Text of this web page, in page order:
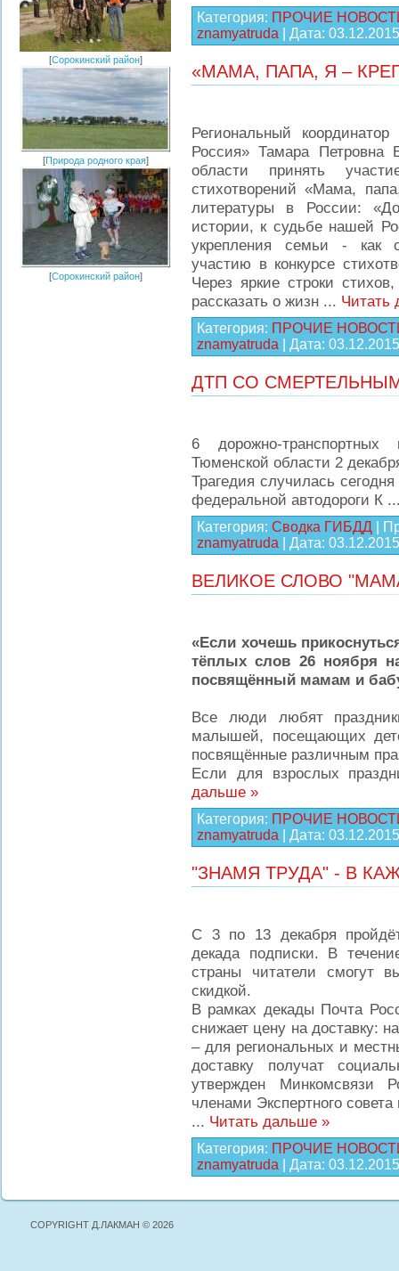
[Сорокинский район]
[Природа родного края]
[Сорокинский район]
Категория: ПРОЧИЕ
znamyatruda | Дата: 03.12.2015
«МАМА, ПАПА, Я –
Региональный
Россия» Тамара Петровна
области принять
стихотворений «Мама,
литературы в России:
истории, к судьбе нашей
укрепления семьи - как
участию в конкурсе
Через яркие строки
рассказать о жизн ... Читать
Категория: ПРОЧИЕ
znamyatruda | Дата: 03.12.2015
ДТП СО
6 дорожно-
Тюменской области 2
Трагедия случилась
федеральной автодороги К
Категория: Сводка ГИБДД |
znamyatruda | Дата: 03.12.2015
ВЕЛИКОЕ СЛОВО
«Если хочешь
тёплых слов 26 ноября
посвящённый мамам и
Все люди любят
малышей, посещающих
посвящённые различным
Если для взрослых
дальше »
Категория: ПРОЧИЕ
znamyatruda | Дата: 03.12.2015
"ЗНАМЯ ТРУДА" - В
С 3 по 13 декабря
декада подписки. В
страны читатели смогут
скидкой.
В рамках декады Почта
снижает цену на доставку:
– для региональных и
доставку получат
утвержден Минкомсвязи
членами Экспертного
... Читать дальше »
Категория: ПРОЧИЕ
znamyatruda | Дата: 03.12.2015
COPYRIGHT Д.ЛАКМАН © 2026